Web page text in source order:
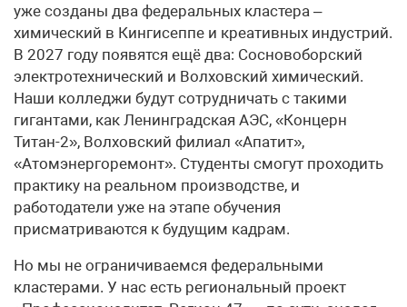
уже созданы два федеральных кластера –
химический в Кингисеппе и креативных индустрий.
В 2027 году появятся ещё два: Сосновоборский
электротехнический и Волховский химический.
Наши колледжи будут сотрудничать с такими
гигантами, как Ленинградская АЭС, «Концерн
Титан-2», Волховский филиал «Апатит»,
«Атомэнергоремонт». Студенты смогут проходить
практику на реальном производстве, и
работодатели уже на этапе обучения
присматриваются к будущим кадрам.
Но мы не ограничиваемся федеральными
кластерами. У нас есть региональный проект